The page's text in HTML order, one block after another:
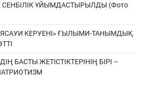
СЕНБІЛІК ҰЙЫМДАСТЫРЫЛДЫ (Фото
КЕРУЕНІ» ҒЫЛЫМИ-ТАНЫМДЫҚ
БАСТЫ ЖЕТІСТІКТЕРІНІҢ БІРІ –